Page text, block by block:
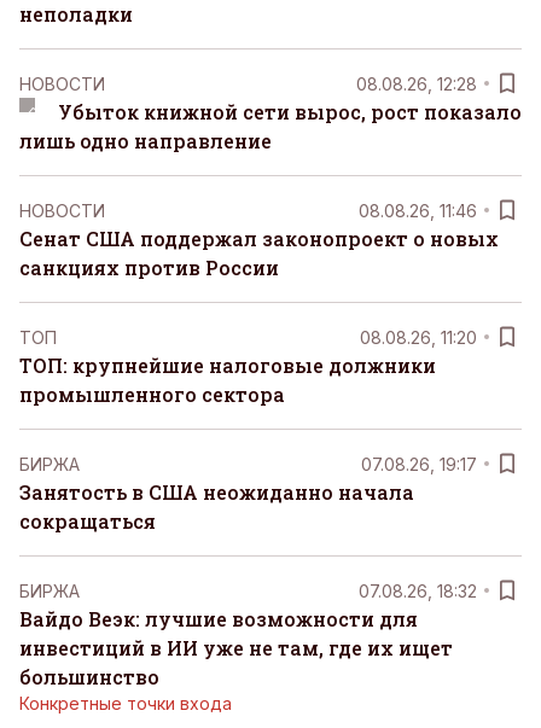
неполадки
НОВОСТИ 08.08.26, 12:28
Убыток книжной сети вырос, рост показало
лишь одно направление
НОВОСТИ 08.08.26, 11:46
Сенат США поддержал законопроект о новых
санкциях против России
ТОП 08.08.26, 11:20
ТОП: крупнейшие налоговые должники
промышленного сектора
БИРЖА 07.08.26, 19:17
Занятость в США неожиданно начала
сокращаться
БИРЖА 07.08.26, 18:32
Вайдо Веэк: лучшие возможности для
инвестиций в ИИ уже не там, где их ищет
большинство
Конкретные точки входа